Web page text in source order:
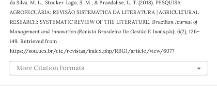
da Silva, M. L., Stocker Lago, S. M., & Brandalise, L. T. (2018). PESQUISA
AGROPECUÁRIA: REVISÃO SISTEMÁTICA DA LITERATURA | AGRICULTURAL
RESEARCH: SYSTEMATIC REVIEW OF THE LITERATURE. Brazilian Journal of
Management and Innovation (Revista Brasileira De Gestão E Inovação), 6(2), 126–
149. Retrieved from
https://sou.ucs.br/etc/revistas/index.php/RBGI/article/view/6077
More Citation Formats